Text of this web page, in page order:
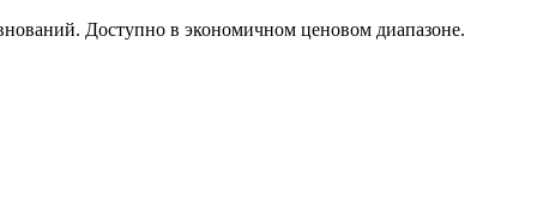
Доступно в экономичном ценовом диапазоне.